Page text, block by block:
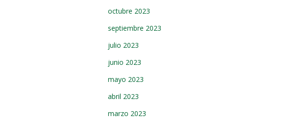
octubre 2023
septiembre 2023
julio 2023
junio 2023
mayo 2023
abril 2023
marzo 2023